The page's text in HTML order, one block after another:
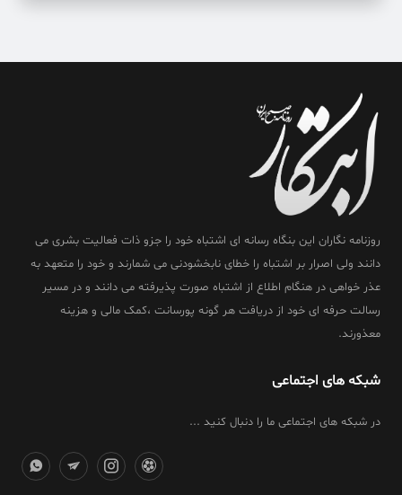
روزنامه نگاران این بنگاه رسانه ای اشتباه خود را جزو ذات فعالیت بشری می
دانند ولی اصرار بر اشتباه را خطای نابخشودنی می شمارند و خود را متعهد به
عذر خواهی در هنگام اطلاع از اشتباه صورت پذیرفته می دانند و در مسیر
رسالت حرفه ای خود از دریافت هر گونه پورسانت ،کمک مالی و هزینه
معذورند.
شبکه های اجتماعی
در شبکه های اجتماعی ما را دنبال کنید ...